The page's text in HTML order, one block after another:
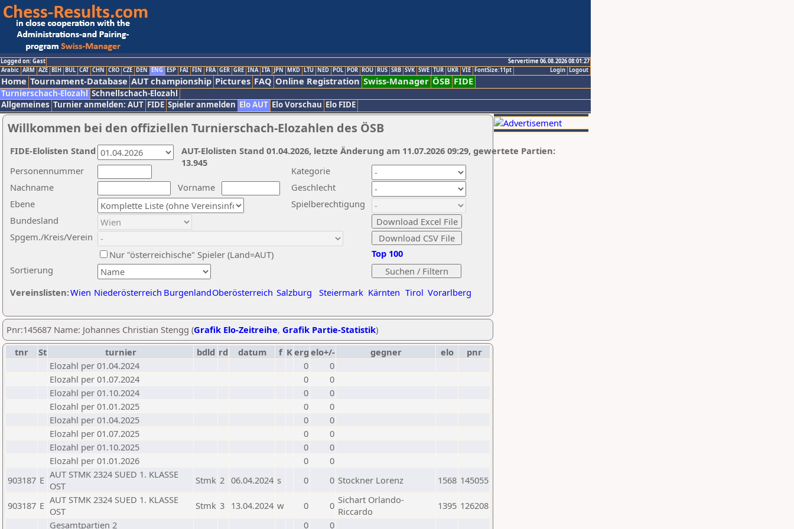
Logged on: Gast
Servertime 06.08.2026 08:01:27
Logout
Login
Arabic ARM AZE BIH BUL CAT CHN CRO CZE DEN ENG ESP FAI FIN FRA GER GRE INA ITA JPN MKD LTU NED POL POR ROU RUS SRB SVK SWE TUR UKR VIE FontSize:11pt
Home Tournament-Database AUT championship Pictures FAQ Online Registration Swiss-Manager ÖSB FIDE
Turnierschach-Elozahl Schnellschach-Elozahl
Allgemeines Turnier anmelden: AUT FIDE Spieler anmelden Elo AUT Elo Vorschau Elo FIDE
Willkommen bei den offiziellen Turnierschach-Elozahlen des ÖSB
Nachname
Vorname
Ebene
Kategorie
Sortierung
Personennummer
Bundesland
Spgem./Kreis/Verein
Geschlecht
Nur "österreichische" Spieler (Land=AUT)
Spielberechtigung
Vereinslisten:Wien Niederösterreich BurgenlandOberösterreich Salzburg Steiermark Kärnten Tirol Vorarlberg
Top 100
AUT-Elolisten Stand 01.04.2026, letzte Änderung am 11.07.2026 09:29, gewertete Partien:
13.945
FIDE-Elolisten Stand
Pnr:145687 Name: Johannes Christian Stengg (Grafik Elo-Zeitreihe, Grafik Partie-Statistik)
tnr
St turnier bdld rd datum f Kerg elo+/- gegner elo
pnr
Elozahl per 01.04.2024
0
0
Elozahl per 01.07.2024
0
0
Elozahl per 01.10.2024
0
0
Elozahl per 01.01.2025
0
0
Elozahl per 01.04.2025
0
0
Elozahl per 01.07.2025
0
0
Elozahl per 01.10.2025
0
0
Elozahl per 01.01.2026
0
0
903187 E AUT STMK 2324 SUED 1. KLASSE
OST
Stmk 2 06.04.2024 s 0 0 Stockner Lorenz 1568 145055
903187 E AUT STMK 2324 SUED 1. KLASSE
OST
Stmk 3 13.04.2024 w 0 0 Sichart Orlando-
Riccardo
1395 126208
Gesamtpartien 2
0 0